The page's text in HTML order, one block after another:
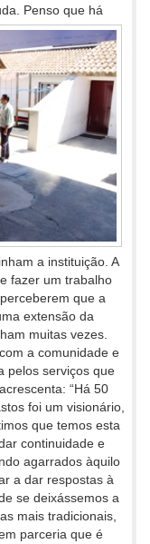
Penso que há
a instituição. A
fazer um trabalho
que a
extensão da
muitas vezes.
a comunidade e
pelos serviços que
“Há 50
foi um visionário,
que temos esta
continuidade e
agarrados àquilo
a dar respostas à
se deixássemos a
mais tradicionais,
parceria que é